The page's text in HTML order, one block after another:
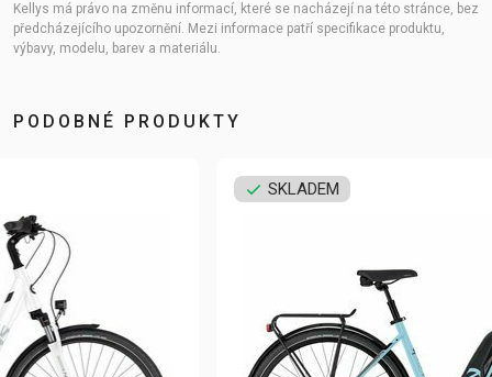
Kellys má právo na změnu informací, které se nacházejí na této stránce, bez
předcházejícího upozornění. Mezi informace patří specifikace produktu,
výbavy, modelu, barev a materiálu.
PODOBNÉ PRODUKTY